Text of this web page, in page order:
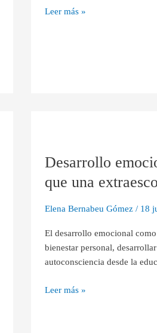
Leer más »
Desarrollo
que una
Elena Bernabeu Gómez / 18
El desarrollo emocional
bienestar personal,
autoconsciencia desde la
algo
que
Leer más »